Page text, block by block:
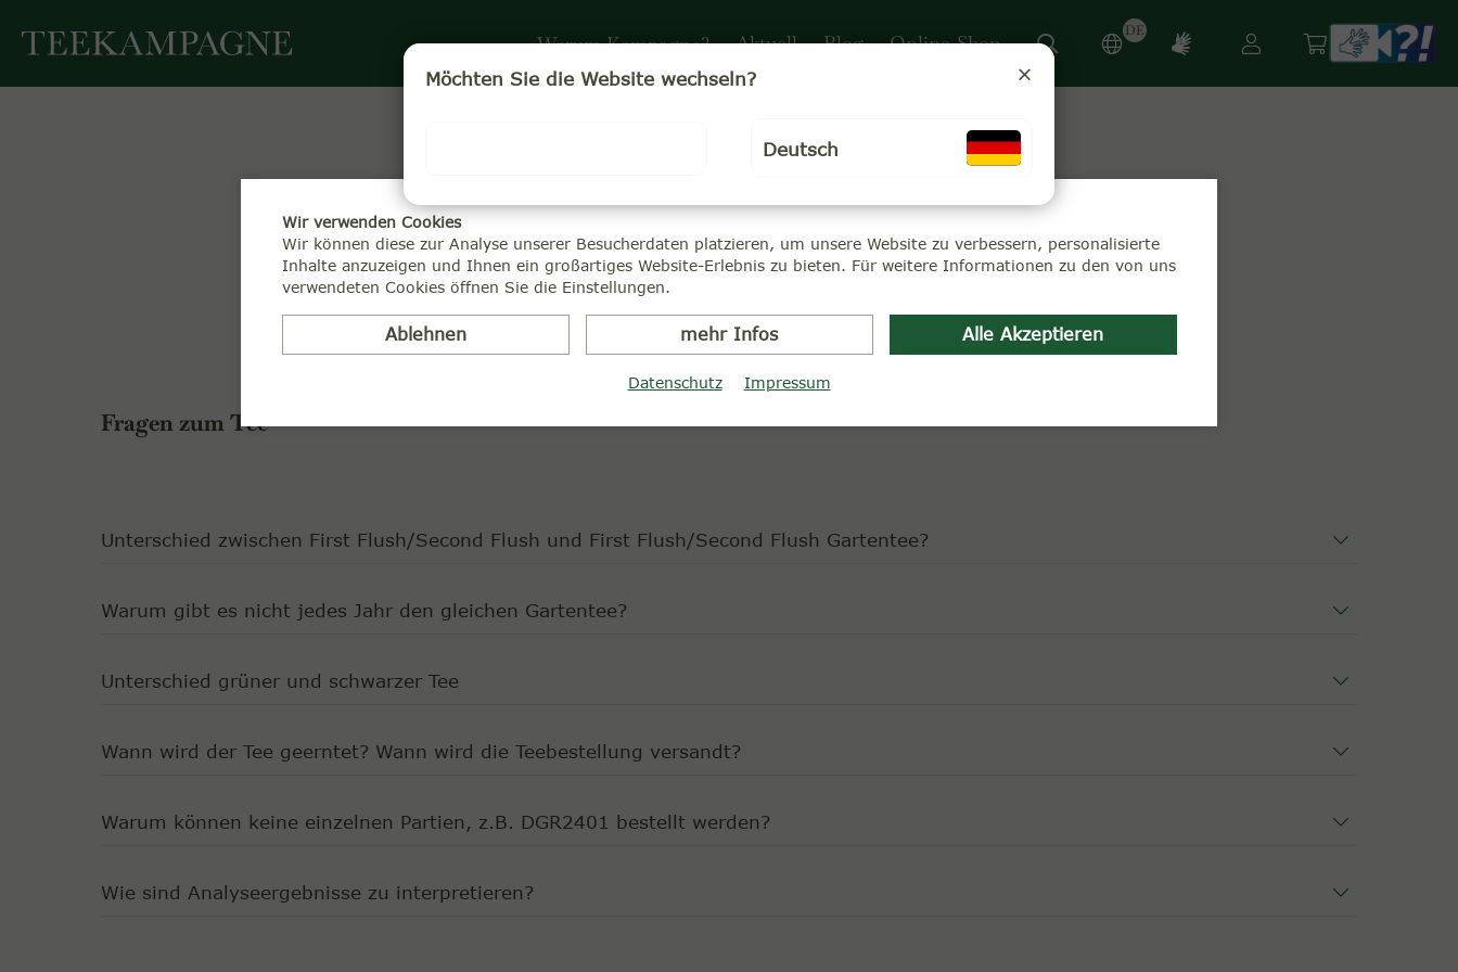
Möchten Sie die Website wechseln?
Deutsch
Warum Kampagne? Aktuell Blog Online-Shop DE
Zum Tee. Zu unseren Verpackungen und Teebeuteln. Wem die Teekampagne gehört.
Haben Sie noch weitere Fragen? Sie erreichen uns per E-Mail, Telefon oder über unser
Fragen zum Tee
Unterschied zwischen First Flush/Second Flush und First Flush/Second Flush Gartentee?
Warum gibt es nicht jedes Jahr den gleichen Gartentee?
Unterschied grüner und schwarzer Tee
Wann wird der Tee geerntet? Wann wird die Teebestellung versandt?
Warum können keine einzelnen Partien, z.B. DGR2401 bestellt werden?
Wie sind Analyseergebnisse zu interpretieren?
Wir verwenden Cookies
Wir können diese zur Analyse unserer Besucherdaten platzieren, um unsere Website zu verbessern, personalisierte
Inhalte anzuzeigen und Ihnen ein großartiges Website-Erlebnis zu bieten. Für weitere Informationen zu den von uns
verwendeten Cookies öffnen Sie die Einstellungen.
Ablehnen mehr Infos Alle Akzeptieren
Datenschutz Impressum